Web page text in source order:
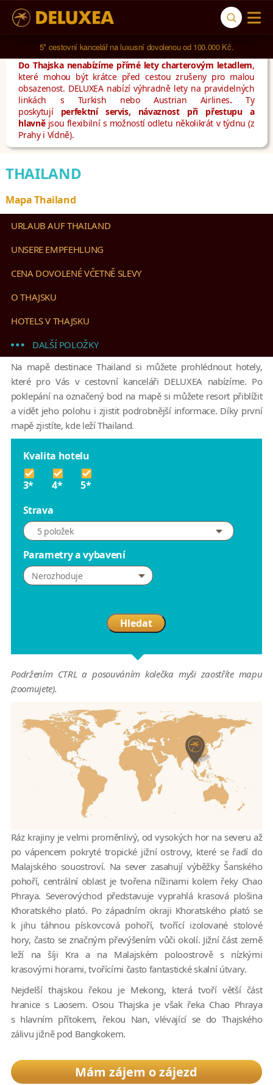
5* cestovní kancelář na luxusní dovolenou od 100.000 Kč.
Do Thajska nenabízíme přímé lety charterovým letadlem,
které mohou být krátce před cestou zrušeny pro malou
obsazenost. DELUXEA nabízí výhradně lety na pravidelných
linkách s Turkish nebo Austrian Airlines. Ty
poskytují perfektní servis, návaznost při přestupu a
hlavnějsou flexibilní s možností odletu několikrát v týdnu (z
Prahy i Vídně).
THAILAND
Mapa Thailand
URLAUB AUF THAILAND
UNSERE EMPFEHLUNG
CENA DOVOLENÉ VČETNĚ SLEVY
O THAJSKU
HOTELS V THAJSKU
DALŠÍ POLOŽKY
Na mapě destinace Thailand si můžete prohlédnout hotely,
které pro Vás v cestovní kanceláři DELUXEA nabízíme. Po
poklepání na označený bod na mapě si můžete resort přiblížit
a vidět jeho polohu i zjistit podrobnější informace. Díky první
mapě zjistíte, kde leží Thailand.
Kvalita hotelu
3* 4*
5*
Strava
5 položek
Parametry a vybavení
Nerozhoduje
Hledat
Podržením CTRL a posouváním kolečka myši zaostříte mapu
(zoomujete).
Ráz krajiny je velmi proměnlivý, od vysokých hor na severu až
po vápencem pokryté tropické jižní ostrovy, které se řadí do
Malajského souostroví. Na sever zasahují výběžky Šanského
pohoří, centrální oblast je tvořena nížinami kolem řeky Chao
Phraya. Severovýchod představuje vyprahlá krasová plošina
Khoratského plató. Po západním okraji Khoratského plató se
k jihu táhnou pískovcová pohoří, tvořící izolované stolové
hory, často se značným převýšením vůči okolí. Jižní část země
leží na šíji Kra a na Malajském poloostrově s nízkými
krasovými horami, tvořícími často fantastické skalní útvary.
Nejdelší thajskou řekou je Mekong, která tvoří větší část
hranice s Laosem. Osou Thajska je však řeka Chao Phraya
s hlavním přítokem, řekou Nan, vlévající se do Thajského
zálivu jižně pod Bangkokem.
Mám zájem o zájezd